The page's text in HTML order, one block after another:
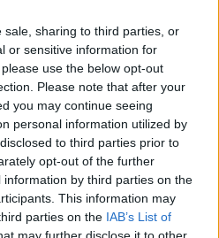
sale, sharing to third parties, or
or sensitive information for
use the below opt-out
Please note that after your
you may continue seeing
personal information utilized by
to third parties prior to
opt-out of the further
by third parties on the
This information may
parties on the IAB’s List of
may further disclose it to other
napot zártak a hazai
koncertlátogatók pedig
a záporozó
lobogtathattuk a
pénztárcánkat. A
három lehetőség is volt.